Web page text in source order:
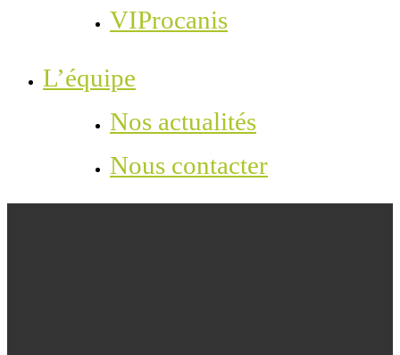
VIProcanis
L’équipe
Nos actualités
Nous contacter